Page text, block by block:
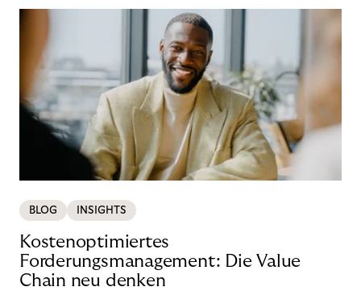
BLOG INSIGHTS
Kostenoptimiertes
Forderungsmanagement: Die Value
Chain neu denken